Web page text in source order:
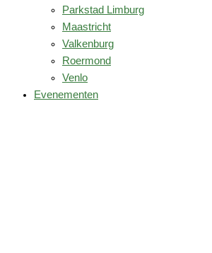
Parkstad Limburg
Maastricht
Valkenburg
Roermond
Venlo
Evenementen